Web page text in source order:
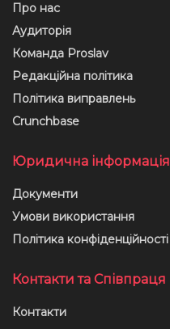
Про нас
Аудиторія
Команда Proslav
Редакційна політика
Політика виправлень
Crunchbase
Юридична інформація
Документи
Умови використання
Політика конфіденційності
Контакти та Співпраця
Контакти